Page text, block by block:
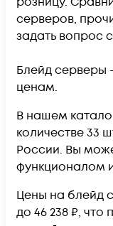
серверов,
задать вопрос
Блейд серверы
ценам.
В нашем
количестве 33
России. Вы
функционалом
Цены на блейд
до 46 238 ₽, что